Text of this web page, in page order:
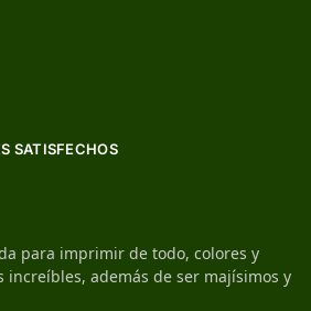
SATISFECHOS
para imprimir de todo, colores y
increíbles, además de ser majísimos y